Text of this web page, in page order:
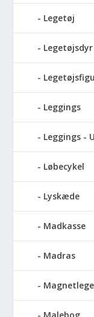
Legetøj
Legetøjsdyr
Leggings
Leggings -
Løbecykel
Lyskæde
Madkasse
Madras
Malebog